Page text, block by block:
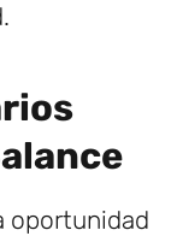
oportunidad